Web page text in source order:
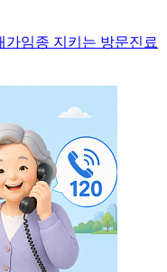
가임종 지키는 방문진료